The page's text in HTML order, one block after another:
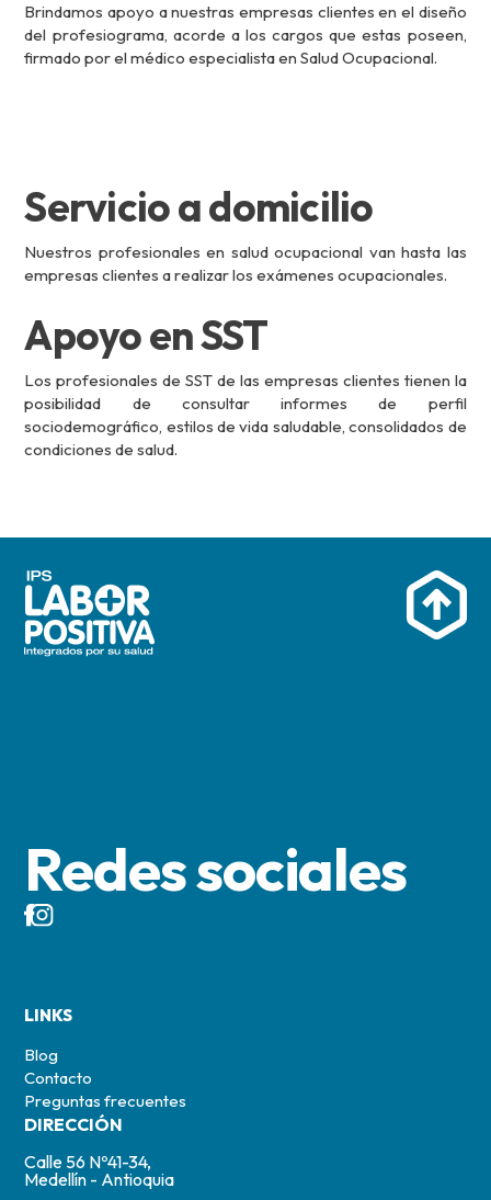
Brindamos apoyo a nuestras empresas clientes en el diseño
del profesiograma, acorde a los cargos que estas poseen,
firmado por el médico especialista en Salud Ocupacional.
Servicio a domicilio
Nuestros profesionales en salud ocupacional van hasta las
empresas clientes a realizar los exámenes ocupacionales.
Apoyo en SST
Los profesionales de SST de las empresas clientes tienen la
posibilidad de consultar informes de perfil
sociodemográfico, estilos de vida saludable, consolidados de
condiciones de salud.
Redes sociales
LINKS
Blog
Contacto
Preguntas frecuentes
DIRECCIÓN
Calle 56 Nº41-34,
Medellín - Antioquia